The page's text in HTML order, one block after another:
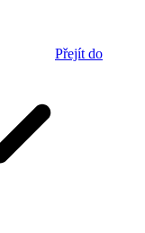
Přejít do